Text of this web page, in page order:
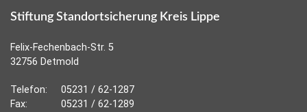
Stiftung Standortsicherung Kreis Lippe
Felix-Fechenbach-Str. 5
32756 Detmold
Telefon:
05231 / 62-1287
Fax:
05231 / 62-1289